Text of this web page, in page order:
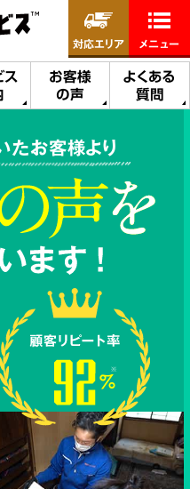
ス
お客様
の声
よくある
質問
対応エリア メニュー
たお客様より